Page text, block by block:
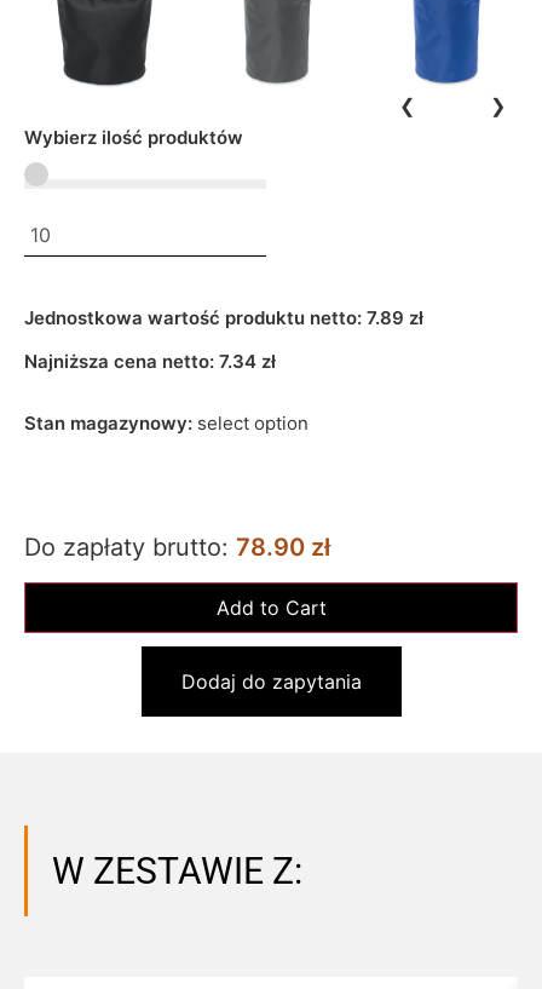
❮ ❯
Wybierz ilość produktów
Jednostkowa wartość produktu netto: 7.89 zł
Najniższa cena netto: 7.34 zł
Stan magazynowy: select option
Do zapłaty brutto: 78.90 zł
Dodaj do zapytania
W ZESTAWIE Z: